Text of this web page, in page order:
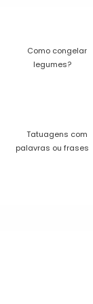
Como congelar
legumes?
Tatuagens com
palavras ou frases